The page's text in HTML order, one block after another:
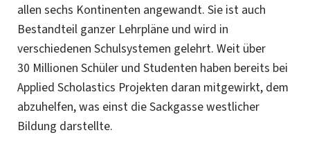
allen sechs Kontinenten angewandt. Sie ist auch
Bestandteil ganzer Lehrpläne und wird in
verschiedenen Schulsystemen gelehrt. Weit über
30 Millionen Schüler und Studenten haben bereits bei
Applied Scholastics Projekten daran mitgewirkt, dem
abzuhelfen, was einst die Sackgasse westlicher
Bildung darstellte.